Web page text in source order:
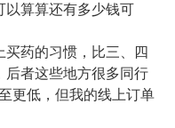
以算算还有多少钱可
药的习惯，比三、四
后者这些地方很多同行
更低，但我的线上订单